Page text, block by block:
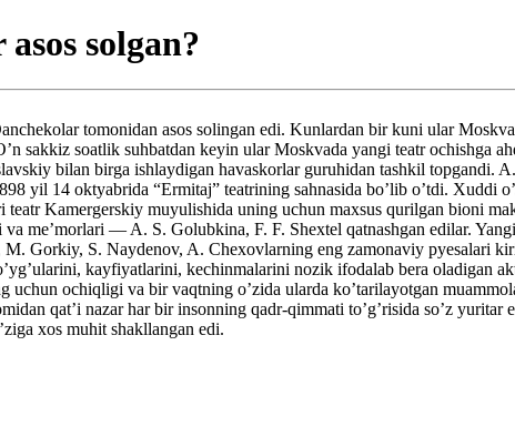
solgan?
tomonidan asos solingan edi. Kunlardan bir kuni ular
sakkiz soatlik suhbatdan keyin ular Moskvada yangi teatr
bilan birga ishlaydigan havaskorlar guruhidan tashkil topgandi.
yil 14 oktyabrida “Ermitaj” teatrining sahnasida bo’lib o’tdi. Xuddi
teatr Kamergerskiy muyulishida uning uchun maxsus qurilgan bioni
me’morlari — A. S. Golubkina, F. F. Shextel qatnashgan edilar.
Gorkiy, S. Naydenov, A. Chexovlarning eng zamonaviy pyesalari
kayfiyatlarini, kechinmalarini nozik ifodalab bera oladigan
uchun ochiqligi va bir vaqtning o’zida ularda ko’tarilayotgan
qat’i nazar har bir insonning qadr-qimmati to’g’risida so’z
xos muhit shakllangan edi.